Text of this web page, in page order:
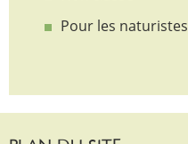
Pour les naturistes